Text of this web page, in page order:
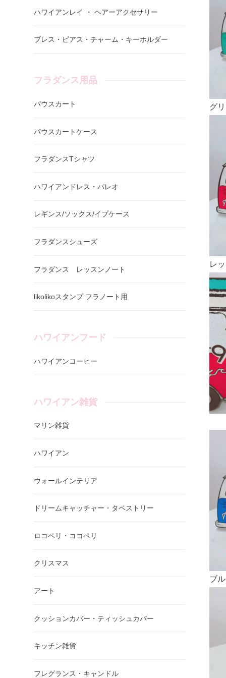
グ
レ
ブ
ハワイアンレイ ・ ヘアーアクセサリー
ブレス・ピアス・チャーム・キーホルダー
フラダンス用品
パウスカート
パウスカートケース
フラダンスTシャツ
ハワイアンドレス・パレオ
レギンス/ソックス/イプケース
フラダンスシューズ
フラダンス レッスンノート
likolikoスタンプ フラノート用
ハワイアンフード
ハワイアンコーヒー
ハワイアン雑貨
マリン雑貨
ハワイアン
ウォールインテリア
ドリームキャッチャー・タペストリー
ロコペリ・ココペリ
クリスマス
アート
クッションカバー・ティッシュカバー
キッチン雑貨
フレグランス・キャンドル